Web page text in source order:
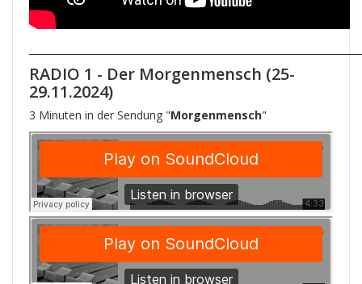
RADIO 1 - Der Morgenmensch (25-
29.11.2024)
3 Minuten in der Sendung "Morgenmensch"